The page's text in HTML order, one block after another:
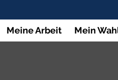
Meine Arbeit Mein